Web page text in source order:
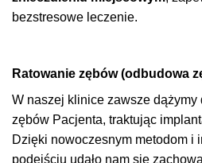
bezstresowe leczenie.
Ratowanie zębów (odbudowa
W naszej klinice zawsze dążymy
zębów Pacjenta, traktując
Dzięki nowoczesnym metodom i
podejściu udało nam się